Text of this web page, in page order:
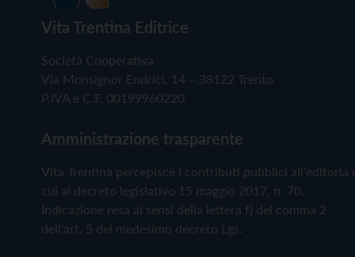
Vita Trentina Editrice
Società Cooperativa
Via Monsignor Endrici, 14 – 38122 Trento
P.IVA e C.F. 00199960220
Amministrazione trasparente
Vita Trentina percepisce i contributi pubblici all'editoria
cui al decreto legislativo 15 maggio 2017, n. 70.
Indicazione resa ai sensi della lettera f) del comma 2
dell'art. 5 del medesimo decreto Lgs.